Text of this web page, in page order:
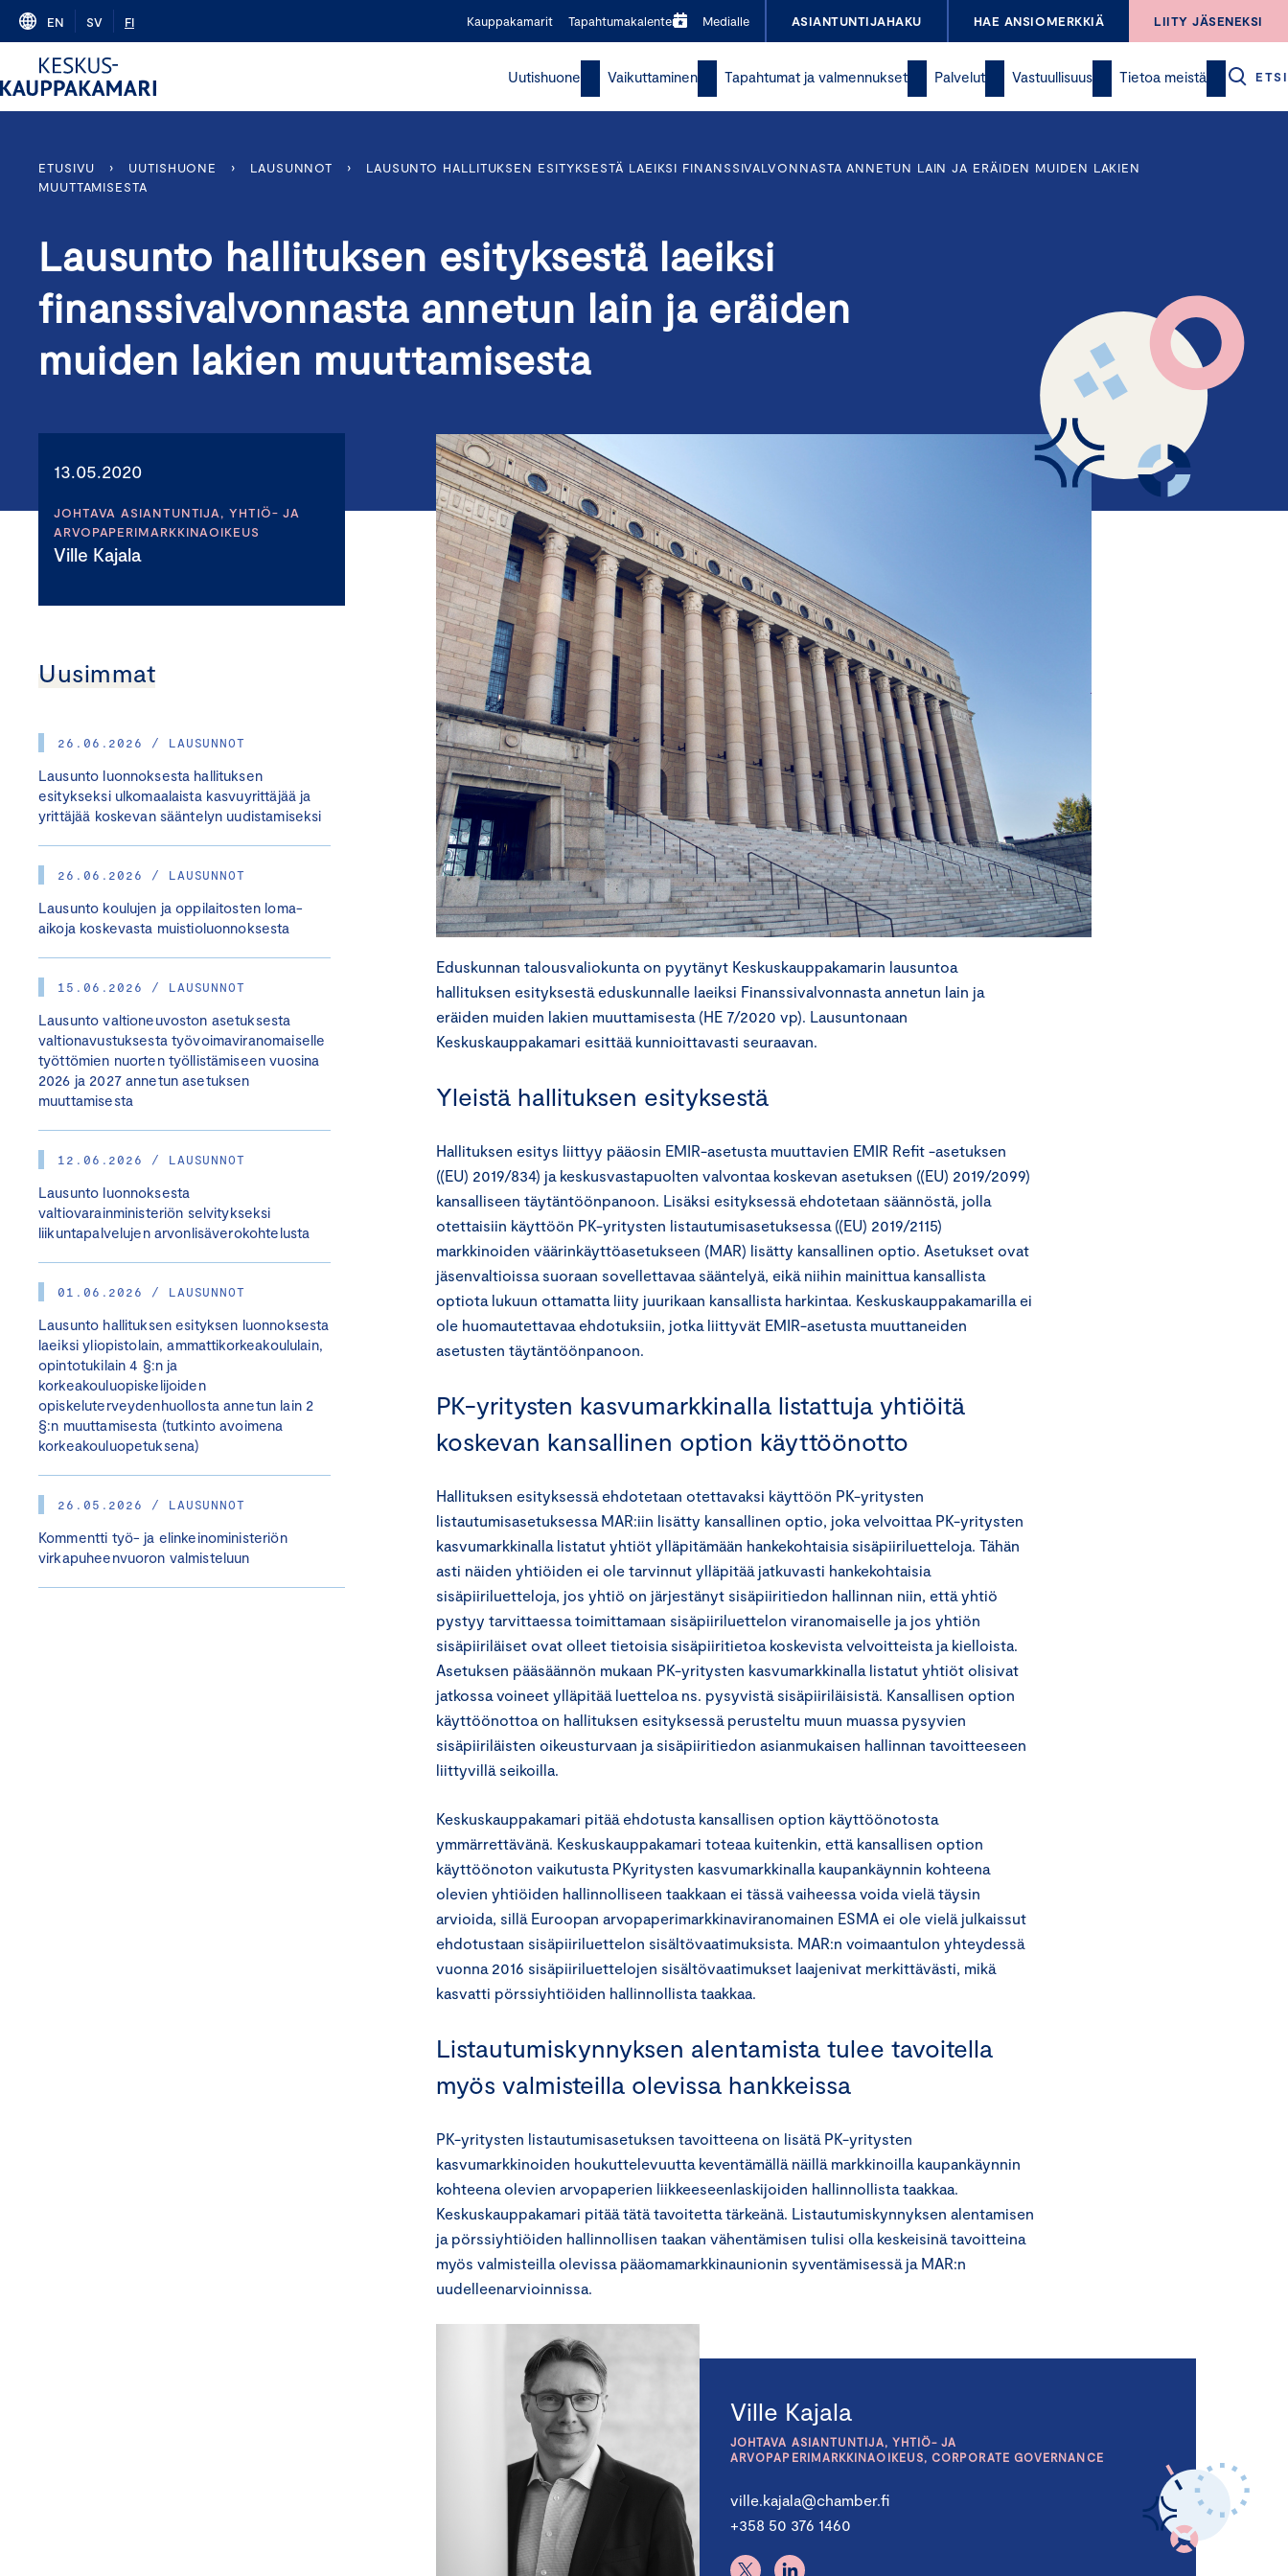
Skip
content
EN SV FI Kauppakamarit Tapahtumakalenteri Medialle ASIANTUNTIJAHAKU HAE ANSIOMERKKIÄ LIITY JÄSENEKSI
Uutishuone Vaikuttaminen Tapahtumat ja valmennukset Palvelut Vastuullisuus Tietoa meistä ETSI
ETUSIVU › UUTISHUONE › LAUSUNNOT ›
LAUSUNTO HALLITUKSEN ESITYKSESTÄ LAEIKSI FINANSSIVALVONNASTA ANNETUN LAIN JA ERÄIDEN MUIDEN LAKIEN
MUUTTAMISESTA
Lausunto hallituksen esityksestä laeiksi
finanssivalvonnasta annetun lain ja eräiden
muiden lakien muuttamisesta
13.05.2020
JOHTAVA ASIANTUNTIJA, YHTIÖ- JA
ARVOPAPERIMARKKINAOIKEUS
Ville Kajala
Uusimmat
26.06.2026 / LAUSUNNOT
Lausunto luonnoksesta hallituksen
esitykseksi ulkomaalaista kasvuyrittäjää ja
yrittäjää koskevan sääntelyn uudistamiseksi
26.06.2026 / LAUSUNNOT
Lausunto koulujen ja oppilaitosten loma-
aikoja koskevasta muistioluonnoksesta
15.06.2026 / LAUSUNNOT
Lausunto valtioneuvoston asetuksesta
valtionavustuksesta työvoimaviranomaiselle
työttömien nuorten työllistämiseen vuosina
2026 ja 2027 annetun asetuksen
muuttamisesta
12.06.2026 / LAUSUNNOT
Lausunto luonnoksesta
valtiovarainministeriön selvitykseksi
liikuntapalvelujen arvonlisäverokohtelusta
01.06.2026 / LAUSUNNOT
Lausunto hallituksen esityksen luonnoksesta
laeiksi yliopistolain, ammattikorkeakoululain,
opintotukilain 4 §:n ja
korkeakouluopiskelijoiden
opiskeluterveydenhuollosta annetun lain 2
§:n muuttamisesta (tutkinto avoimena
korkeakouluopetuksena)
26.05.2026 / LAUSUNNOT
Kommentti työ- ja elinkeinoministeriön
virkapuheenvuoron valmisteluun
Eduskunnan talousvaliokunta on pyytänyt Keskuskauppakamarin lausuntoa
hallituksen esityksestä eduskunnalle laeiksi Finanssivalvonnasta annetun lain ja
eräiden muiden lakien muuttamisesta (HE 7/2020 vp). Lausuntonaan
Keskuskauppakamari esittää kunnioittavasti seuraavan.
Yleistä hallituksen esityksestä
Hallituksen esitys liittyy pääosin EMIR-asetusta muuttavien EMIR Refit -asetuksen
((EU) 2019/834) ja keskusvastapuolten valvontaa koskevan asetuksen ((EU) 2019/2099)
kansalliseen täytäntöönpanoon. Lisäksi esityksessä ehdotetaan säännöstä, jolla
otettaisiin käyttöön PK-yritysten listautumisasetuksessa ((EU) 2019/2115)
markkinoiden väärinkäyttöasetukseen (MAR) lisätty kansallinen optio. Asetukset ovat
jäsenvaltioissa suoraan sovellettavaa sääntelyä, eikä niihin mainittua kansallista
optiota lukuun ottamatta liity juurikaan kansallista harkintaa. Keskuskauppakamarilla ei
ole huomautettavaa ehdotuksiin, jotka liittyvät EMIR-asetusta muuttaneiden
asetusten täytäntöönpanoon.
PK-yritysten kasvumarkkinalla listattuja yhtiöitä
koskevan kansallinen option käyttöönotto
Hallituksen esityksessä ehdotetaan otettavaksi käyttöön PK-yritysten
listautumisasetuksessa MAR:iin lisätty kansallinen optio, joka velvoittaa PK-yritysten
kasvumarkkinalla listatut yhtiöt ylläpitämään hankekohtaisia sisäpiiriluetteloja. Tähän
asti näiden yhtiöiden ei ole tarvinnut ylläpitää jatkuvasti hankekohtaisia
sisäpiiriluetteloja, jos yhtiö on järjestänyt sisäpiiritiedon hallinnan niin, että yhtiö
pystyy tarvittaessa toimittamaan sisäpiiriluettelon viranomaiselle ja jos yhtiön
sisäpiiriläiset ovat olleet tietoisia sisäpiiritietoa koskevista velvoitteista ja kielloista.
Asetuksen pääsäännön mukaan PK-yritysten kasvumarkkinalla listatut yhtiöt olisivat
jatkossa voineet ylläpitää luetteloa ns. pysyvistä sisäpiiriläisistä. Kansallisen option
käyttöönottoa on hallituksen esityksessä perusteltu muun muassa pysyvien
sisäpiiriläisten oikeusturvaan ja sisäpiiritiedon asianmukaisen hallinnan tavoitteeseen
liittyvillä seikoilla.
Keskuskauppakamari pitää ehdotusta kansallisen option käyttöönotosta
ymmärrettävänä. Keskuskauppakamari toteaa kuitenkin, että kansallisen option
käyttöönoton vaikutusta PKyritysten kasvumarkkinalla kaupankäynnin kohteena
olevien yhtiöiden hallinnolliseen taakkaan ei tässä vaiheessa voida vielä täysin
arvioida, sillä Euroopan arvopaperimarkkinaviranomainen ESMA ei ole vielä julkaissut
ehdotustaan sisäpiiriluettelon sisältövaatimuksista. MAR:n voimaantulon yhteydessä
vuonna 2016 sisäpiiriluettelojen sisältövaatimukset laajenivat merkittävästi, mikä
kasvatti pörssiyhtiöiden hallinnollista taakkaa.
Listautumiskynnyksen alentamista tulee tavoitella
myös valmisteilla olevissa hankkeissa
PK-yritysten listautumisasetuksen tavoitteena on lisätä PK-yritysten
kasvumarkkinoiden houkuttelevuutta keventämällä näillä markkinoilla kaupankäynnin
kohteena olevien arvopaperien liikkeeseenlaskijoiden hallinnollista taakkaa.
Keskuskauppakamari pitää tätä tavoitetta tärkeänä. Listautumiskynnyksen alentamisen
ja pörssiyhtiöiden hallinnollisen taakan vähentämisen tulisi olla keskeisinä tavoitteina
myös valmisteilla olevissa pääomamarkkinaunionin syventämisessä ja MAR:n
uudelleenarvioinnissa.
Ville Kajala
JOHTAVA ASIANTUNTIJA, YHTIÖ- JA
ARVOPAPERIMARKKINAOIKEUS, CORPORATE GOVERNANCE
ville.kajala@chamber.fi
+358 50 376 1460